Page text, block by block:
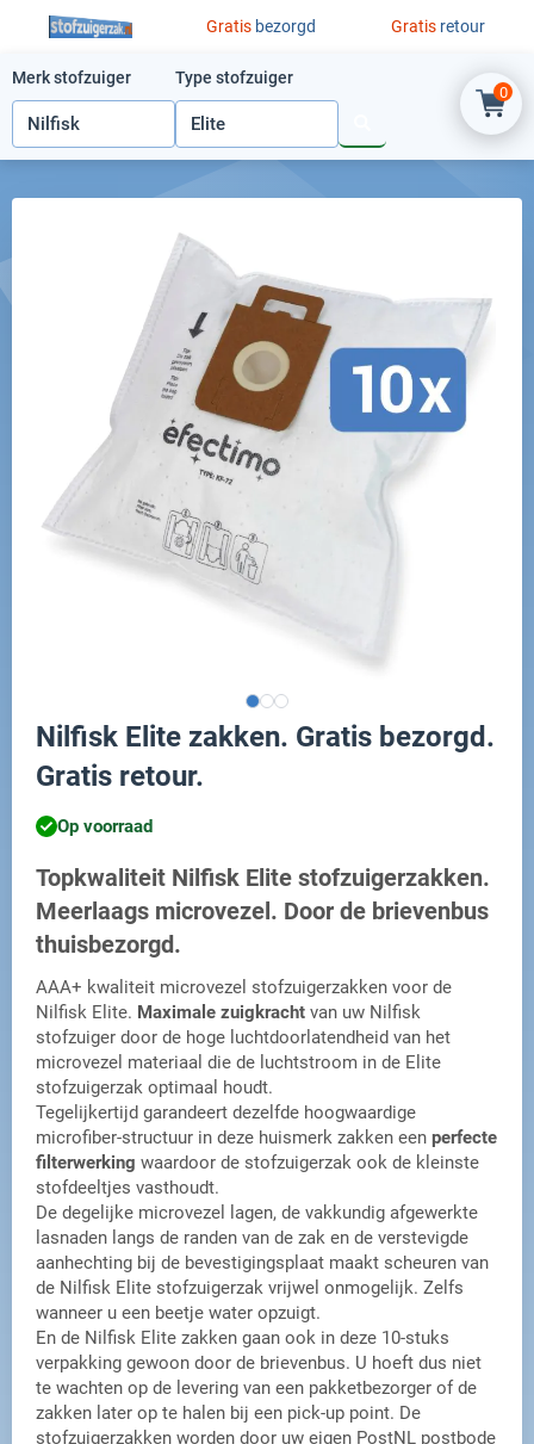
Ga naar de inhoud
Gratis bezorgd Gratisretour
0
Merk stofzuiger Type stofzuiger
Nilfisk Elite zakken. Gratis bezorgd.
Gratis retour.
Op voorraad
Topkwaliteit Nilfisk Elite stofzuigerzakken.
Meerlaags microvezel. Door de brievenbus
thuisbezorgd.
AAA+ kwaliteit microvezel stofzuigerzakken voor de
Nilfisk Elite. Maximale zuigkracht van uw Nilfisk
stofzuiger door de hoge luchtdoorlatendheid van het
microvezel materiaal die de luchtstroom in de Elite
stofzuigerzak optimaal houdt.
Tegelijkertijd garandeert dezelfde hoogwaardige
microfiber-structuur in deze huismerk zakken een perfecte
filterwerking waardoor de stofzuigerzak ook de kleinste
stofdeeltjes vasthoudt.
De degelijke microvezel lagen, de vakkundig afgewerkte
lasnaden langs de randen van de zak en de verstevigde
aanhechting bij de bevestigingsplaat maakt scheuren van
de Nilfisk Elite stofzuigerzak vrijwel onmogelijk. Zelfs
wanneer u een beetje water opzuigt.
En de Nilfisk Elite zakken gaan ook in deze 10-stuks
verpakking gewoon door de brievenbus. U hoeft dus niet
te wachten op de levering van een pakketbezorger of de
zakken later op te halen bij een pick-up point. De
stofzuigerzakken worden door uw eigen PostNL postbode